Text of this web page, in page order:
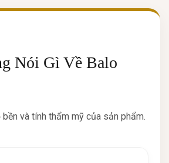
Nói Gì Về Balo
và tính thẩm mỹ của sản phẩm.